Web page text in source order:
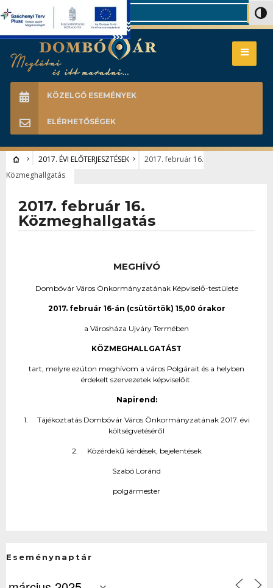
Search
KÖZELGŐ ESEMÉNYEK
ELÉRHETŐSÉGEK
2017. ÉVI ELŐTERJESZTÉSEK
2017. február 16.
Közmeghallgatás
2017. február 16.
Közmeghallgatás
MEGHÍVÓ
Dombóvár Város Önkormányzatának Képviselő-testülete
2017. február 16-án (csütörtök) 15,00 órakor
a Városháza Ujváry Termében
KÖZMEGHALLGATÁST
tart, melyre ezúton meghívom a város Polgárait és a helyben
érdekelt szervezetek képviselőit.
Napirend:
1. Tájékoztatás Dombóvár Város Önkormányzatának 2017. évi
költségvetéséről
2. Közérdekű kérdések, bejelentések
Szabó Loránd
polgármester
Eseménynaptár